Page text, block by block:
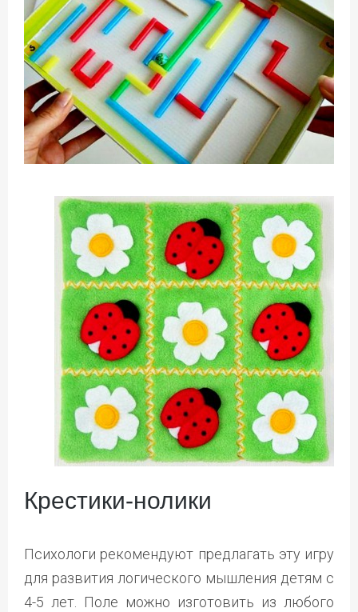
Крестики-нолики
Психологи рекомендуют предлагать эту игру
для развития логического мышления детям с
4-5 лет. Поле можно изготовить из любого